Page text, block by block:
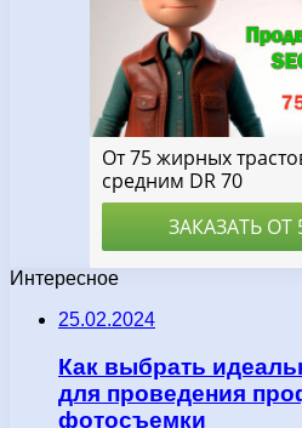
Интересное
25.02.2024
Как выбрать
для проведения
фотосъемки